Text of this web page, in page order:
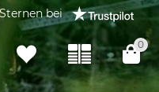
bei
0